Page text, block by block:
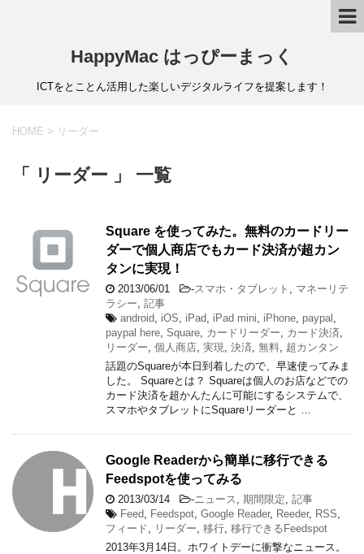
HappyMac はっぴーまっく
ICTをとことん活用した楽しいデジタルライフを提案します！
HOME > リーダー
「 リーダー 」 一覧
Square を使ってみた。無料のカードリー
ダーで個人商店でもカード決済が超カン
タンに実現！
2013/06/01 -スマホ・タブレット
マネーリテ
ラシー 記事
android iOS iPad iPad mini iPhone paypal
paypal here Square カードリーダー カード決済
リーダー 個人商店 実現 決済 無料 超カンタン
話題のSquareが本日到着したので、早速使ってみま
した。 Squareとは？ Squareは個人のお店などでの
カード決済を超かんたんに可能にするシステムで、
スマホやタブレットにSquareリーダーと …
Google Readerから簡単に移行できる
Feedspotを使ってみる
2013/03/14 -ニュース 期間限定 記事
Feed Feedspot Google Reader, Reeder, RSS
フィード
リーダー 移行 移行できるFeedspot
2013年3月14日。ホワイトデーに衝撃なニュース。